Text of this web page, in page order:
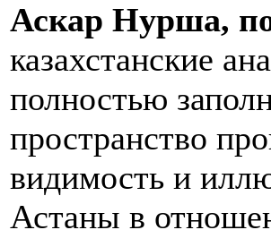
Аскар Нурша,
казахстанские
полностью
пространство
видимость и
Астаны в